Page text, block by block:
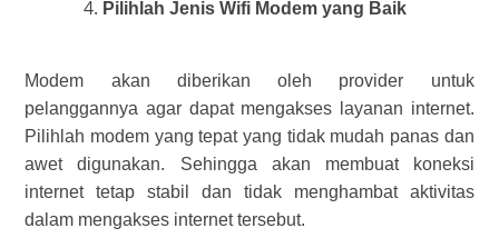
Pilihlah Jenis Wifi Modem yang Baik
Modem akan diberikan oleh provider untuk
pelanggannya agar dapat mengakses layanan internet.
Pilihlah modem yang tepat yang tidak mudah panas dan
awet digunakan.
Sehingga akan membuat koneksi
internet tetap stabil dan tidak menghambat aktivitas
dalam mengakses internet tersebut.